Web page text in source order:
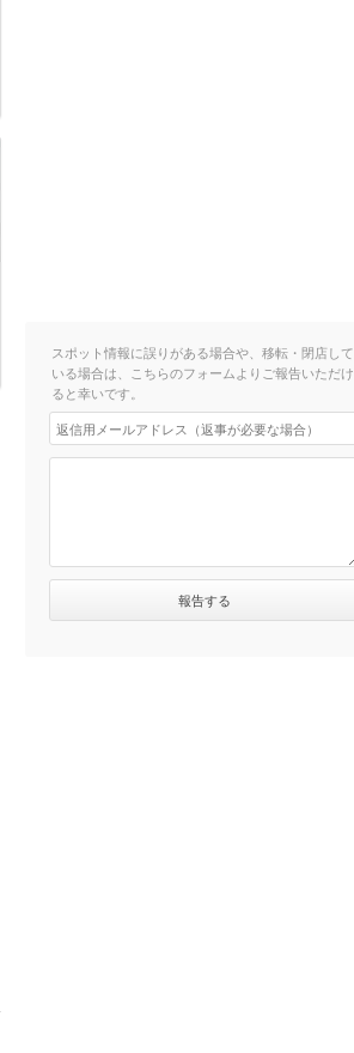
スポット情報に誤りがある場合や、移転・閉店して
いる場合は、こちらのフォームよりご報告いただけ
ると幸いです。